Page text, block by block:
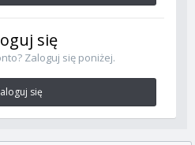
się
Zaloguj się poniżej.
się